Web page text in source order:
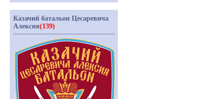
Казачий батальон Цесаревича
Алексия(139)